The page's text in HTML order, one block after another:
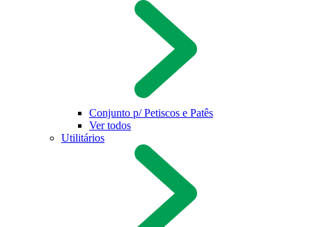
Conjunto p/ Petiscos e Patês
Ver todos
Utilitários